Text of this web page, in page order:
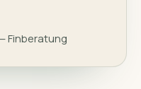
Finberatung